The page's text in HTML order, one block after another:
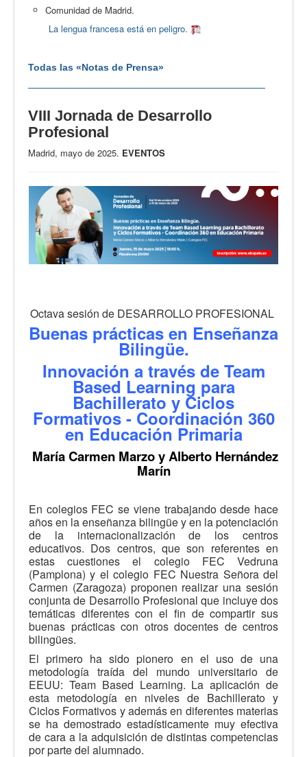
Comunidad de Madrid.
La lengua francesa está en peligro.
Todas las «Notas de Prensa»
VIII Jornada de Desarrollo
Profesional
Madrid, mayo de 2025. EVENTOS
Octava sesión de DESARROLLO PROFESIONAL
Buenas prácticas en Enseñanza
Bilingüe.
Innovación a través de Team
Based Learning para
Bachillerato y Ciclos
Formativos - Coordinación 360
en Educación Primaria
María Carmen Marzo y Alberto Hernández
Marín
En colegios FEC se viene trabajando desde hace
años en la enseñanza bilingüe y en la potenciación
de la internacionalización de los centros
educativos. Dos centros, que son referentes en
estas cuestiones el colegio FEC Vedruna
(Pamplona) y el colegio FEC Nuestra Señora del
Carmen (Zaragoza) proponen realizar una sesión
conjunta de Desarrollo Profesional que incluye dos
temáticas diferentes con el fin de compartir sus
buenas prácticas con otros docentes de centros
bilingües.
El primero ha sido pionero en el uso de una
metodología traída del mundo universitario de
EEUU: Team Based Learning. La aplicación de
esta metodología en niveles de Bachillerato y
Ciclos Formativos y además en diferentes materias
se ha demostrado estadísticamente muy efectiva
de cara a la adquisición de distintas competencias
por parte del alumnado.